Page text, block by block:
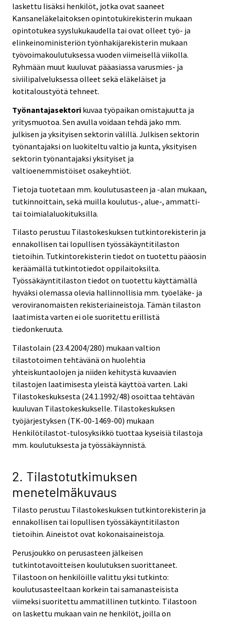
laskettu lisäksi henkilöt, jotka ovat saaneet
Kansaneläkelaitoksen opintotukirekisterin mukaan
opintotukea syyslukukaudella tai ovat olleet työ- ja
elinkeinoministeriön työnhakijarekisterin mukaan
työvoimakoulutuksessa vuoden viimeisellä viikolla.
Ryhmään muut kuuluvat pääasiassa varusmies- ja
siviilipalveluksessa olleet sekä eläkeläiset ja
kotitaloustyötä tehneet.
Työnantajasektori kuvaa työpaikan omistajuutta ja
yritysmuotoa. Sen avulla voidaan tehdä jako mm.
julkisen ja yksityisen sektorin välillä. Julkisen sektorin
työnantajaksi on luokiteltu valtio ja kunta, yksityisen
sektorin työnantajaksi yksityiset ja
valtioenemmistöiset osakeyhtiöt.
Tietoja tuotetaan mm. koulutusasteen ja -alan mukaan,
tutkinnoittain, sekä muilla koulutus-, alue-, ammatti-
tai toimialaluokituksilla.
Tilasto perustuu Tilastokeskuksen tutkintorekisterin ja
ennakollisen tai lopullisen työssäkäyntitilaston
tietoihin. Tutkintorekisterin tiedot on tuotettu pääosin
keräämällä tutkintotiedot oppilaitoksilta.
Työssäkäyntitilaston tiedot on tuotettu käyttämällä
hyväksi olemassa olevia hallinnollisia mm. työeläke- ja
veroviranomaisten rekisteriaineistoja. Tämän tilaston
laatimista varten ei ole suoritettu erillistä
tiedonkeruuta.
Tilastolain (23.4.2004/280) mukaan valtion
tilastotoimen tehtävänä on huolehtia
yhteiskuntaolojen ja niiden kehitystä kuvaavien
tilastojen laatimisesta yleistä käyttöä varten. Laki
Tilastokeskuksesta (24.1.1992/48) osoittaa tehtävän
kuuluvan Tilastokeskukselle. Tilastokeskuksen
työjärjestyksen (TK-00-1469-00) mukaan
Henkilötilastot-tulosyksikkö tuottaa kyseisiä tilastoja
mm. koulutuksesta ja työssäkäynnistä.
2. Tilastotutkimuksen
menetelmäkuvaus
Tilasto perustuu Tilastokeskuksen tutkintorekisterin ja
ennakollisen tai lopullisen työssäkäyntitilaston
tietoihin. Aineistot ovat kokonaisaineistoja.
Perusjoukko on perusasteen jälkeisen
tutkintotavoitteisen koulutuksen suorittaneet.
Tilastoon on henkilöille valittu yksi tutkinto:
koulutusasteeltaan korkein tai samanasteisista
viimeksi suoritettu ammatillinen tutkinto. Tilastoon
on laskettu mukaan vain ne henkilöt, joilla on